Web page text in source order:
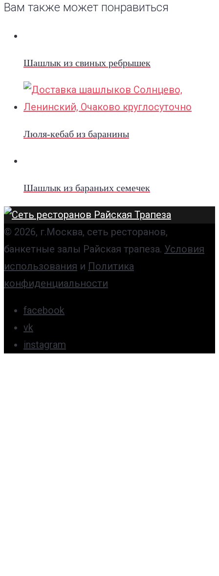
Вам также может понравиться
Шашлык из свиных ребрышек
Люля-кебаб из баранины
Шашлык из бараньих семечек
© 2026, г.Москва, сеть ресторанов,
банкетные залы Райская трапеза. Условия
использования и Политика
конфиденциальности
facebook
vk
instagram